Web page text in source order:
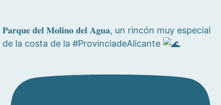
𝐏𝐚𝐫𝐪𝐮𝐞 𝐝𝐞𝐥 𝐌𝐨𝐥𝐢𝐧𝐨 𝐝𝐞𝐥 𝐀𝐠𝐮𝐚, un rincón muy especial
de la costa de la #ProvinciadeAlicante